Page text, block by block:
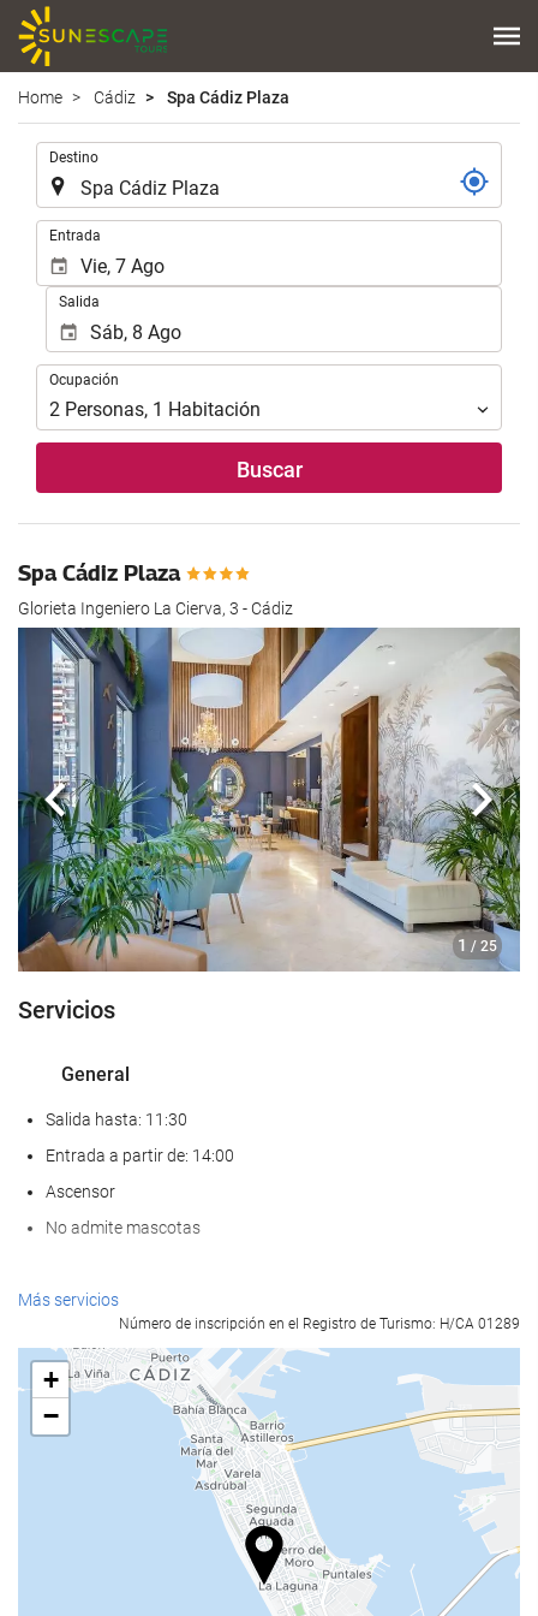
Home Cádiz Spa Cádiz Plaza
Destino
Entrada
Salida
Ocupación
Ocupación
2 Personas, 1 Habitación
Buscar
Spa Cádiz Plaza
Glorieta Ingeniero La Cierva, 3 - Cádiz
1 / 25
Anterior
Servicios
General
Salida hasta: 11:30
Entrada a partir de: 14:00
Ascensor
No admite mascotas
Bienestar
Hammam
Servicios de recepción
Más servicios
Número de inscripción en el Registro de Turismo: H/CA 01289
+
−